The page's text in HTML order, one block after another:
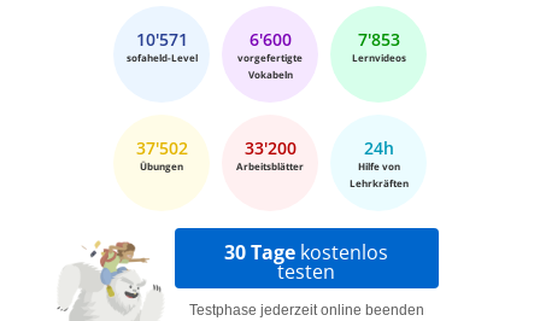
10'571
sofaheld-Level
6'600
vorgefertigte
Vokabeln
7'853
Lernvideos
37'502
Übungen
33'200
Arbeitsblätter
24h
Hilfe von
Lehrkräften
30 Tage kostenlos
testen
Testphase jederzeit online beenden